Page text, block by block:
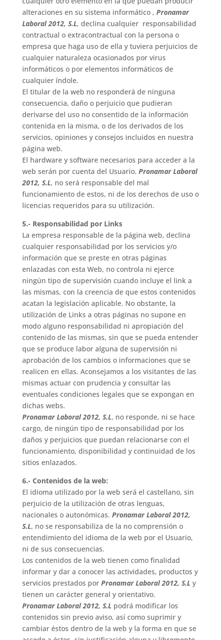
alteraciones en su sistema informático , Pronamar
Laboral 2012, S.L, declina cualquier responsabilidad
contractual o extracontractual con la persona o
empresa que haga uso de ella y tuviera perjuicios de
cualquier naturaleza ocasionados por virus
informáticos o por elementos informáticos de
cualquier índole.
El titular de la web no responderá de ninguna
consecuencia, daño o perjuicio que pudieran
derivarse del uso no consentido de la información
contenida en la misma, o de los derivados de los
servicios, opiniones y consejos incluidos en nuestra
página web.
El hardware y software necesarios para acceder a la
web serán por cuenta del Usuario. Pronamar Laboral
2012, S.L, no será responsable del mal
funcionamiento de estos, ni de los derechos de uso o
licencias requeridos para su utilización.
5.- Responsabilidad por Links
La empresa responsable de la página web, declina
cualquier responsabilidad por los servicios y/o
información que se preste en otras páginas
enlazadas con esta Web, no controla ni ejerce
ningún tipo de supervisión cuando incluye el link a
las mismas, con la creencia de que estos contenidos
acatan la legislación aplicable. No obstante, la
utilización de Links a otras páginas no supone en
modo alguno responsabilidad ni apropiación del
contenido de las mismas, sin que se pueda entender
que se produce labor alguna de supervisión ni
aprobación de los cambios o informaciones que se
realicen en ellas. Aconsejamos a los visitantes de las
mismas actuar con prudencia y consultar las
eventuales condiciones legales que se expongan en
dichas webs.
Pronamar Laboral 2012, S.L, no responde, ni se hace
cargo, de ningún tipo de responsabilidad por los
daños y perjuicios que puedan relacionarse con el
funcionamiento, disponibilidad y continuidad de los
sitios enlazados.
6.- Contenidos de la web:
El idioma utilizado por la web será el castellano, sin
perjuicio de la utilización de otras lenguas,
nacionales o autonómicas. Pronamar Laboral 2012,
S.L, no se responsabiliza de la no comprensión o
entendimiento del idioma de la web por el Usuario,
ni de sus consecuencias.
Los contenidos de la web tienen como finalidad
informar y dar a conocer las actividades, productos y
servicios prestados por Pronamar Laboral 2012, S.Ly
tienen un carácter general y orientativo.
Pronamar Laboral 2012, S.Lpodrá modificar los
contenidos sin previo aviso, así como suprimir y
cambiar éstos dentro de la web y la forma en que se